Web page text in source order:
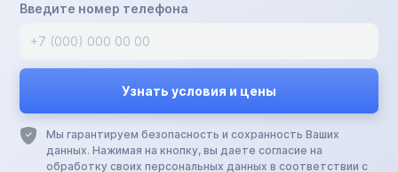
Введите номер телефона
Мы гарантируем безопасность и сохранность Ваших
данных. Нажимая на кнопку, вы даете согласие на
обработку своих персональных данных в соответствии с